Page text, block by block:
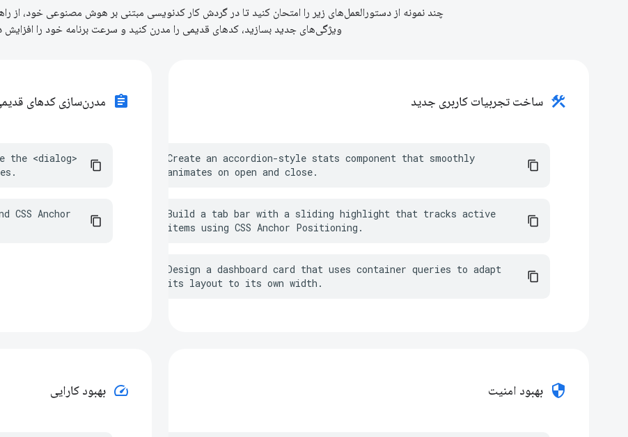
چند نمونه از دستورالعمل‌های زیر را امتحان کنید تا در گردش کار کدنویسی مبتنی بر هوش مصنوعی خود، از
ویژگی‌های جدید بسازید، کدهای قدیمی را مدرن کنید و سرعت برنامه خود را افزایش
construction ساخت تجربیات کاربری جدید
Create an accordion-style stats component that smoothly
animates on open and close.
Build a tab bar with a sliding highlight that tracks active
items using CSS Anchor Positioning.
Design a dashboard card that uses container queries to adapt
its layout to its own width.
assignment مدرن‌سازی کدهای
the <dialog>
CSS Anchor
security بهبود امنیت speed بهبود کارایی